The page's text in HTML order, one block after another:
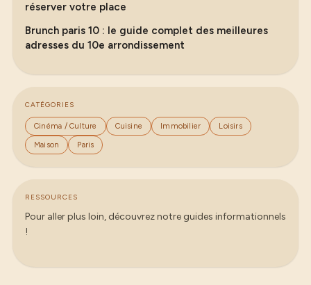
réserver votre place
Brunch paris 10 : le guide complet des meilleures
adresses du 10e arrondissement
CATÉGORIES
Cinéma / Culture Cuisine Immobilier Loisirs
Maison Paris
RESSOURCES
Pour aller plus loin, découvrez notre guides informationnels
!